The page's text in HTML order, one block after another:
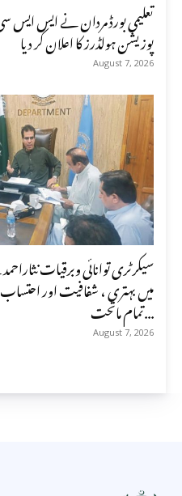
پوزیشن ہولڈرز کا اعلان کر دیا
August 7, 2026
سیکرٹری توانائی وبرقیات
میں بہتری ، شفافیت اور
تمام ماتحت...
August 7, 2026